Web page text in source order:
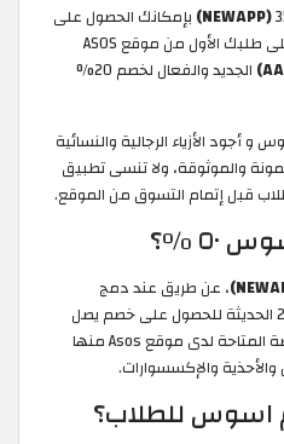
(NEWAPP)
بإمكانك الحصول على
أكبر تخفيض مميز بقيمة 35% على طلبك الأول من موقع ASOS
الجديد والفعال لخصم 20%
الأزياء الرجالية والنسائية
والموثوقة، ولا تنسى تطبيق
قبل إتمام التسوق من الموقع.
%؟
، عن طريق عند دمج
الكوبونات مع عروض اسوس 2026 الحديثة للحصول على خصم يصل
حتى 50% على المنتجات المخفضة المتاحة لدى موقع Asos منها
والأحذية والإكسسوارات.
اسوس للطلاب؟